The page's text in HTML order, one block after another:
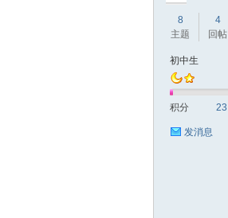
8
主题
4
回帖
初中生
积分 23
发消息